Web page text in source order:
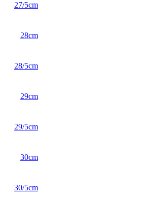
27/5cm
28cm
28/5cm
29cm
29/5cm
30cm
30/5cm